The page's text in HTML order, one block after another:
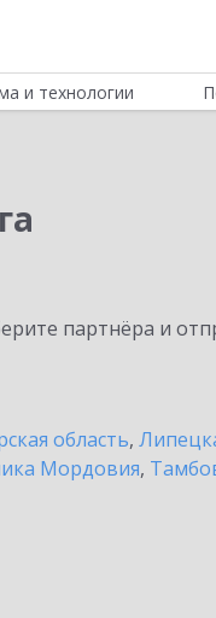
и технологии
партнёра и
область,
Мордовия,